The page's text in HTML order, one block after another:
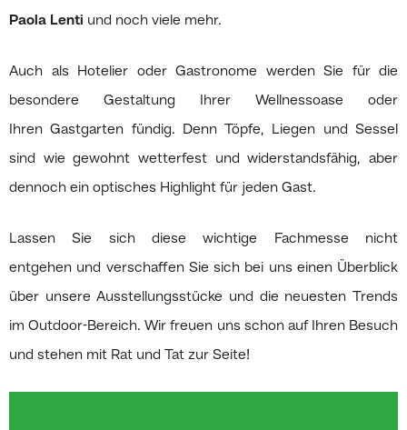
Paola Lenti und noch viele mehr.
Auch als Hotelier oder Gastronome werden Sie für die
besondere Gestaltung Ihrer Wellnessoase oder
Ihren Gastgarten fündig. Denn Töpfe, Liegen und Sessel
sind wie gewohnt wetterfest und widerstandsfähig, aber
dennoch ein optisches Highlight für jeden Gast.
Lassen Sie sich diese wichtige Fachmesse nicht
entgehen und verschaffen Sie sich bei uns einen Überblick
über unsere Ausstellungsstücke und die neuesten Trends
im Outdoor-Bereich. Wir freuen uns schon auf Ihren Besuch
und stehen mit Rat und Tat zur Seite!